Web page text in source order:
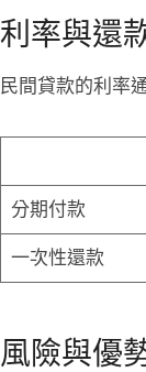
利率與還
民間貸款的利率
分期付款
一次性還款
風險與優